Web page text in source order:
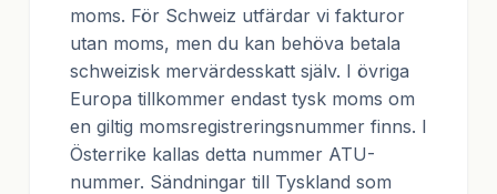
moms. För Schweiz utfärdar vi fakturor
utan moms, men du kan behöva betala
schweizisk mervärdesskatt själv. I övriga
Europa tillkommer endast tysk moms om
en giltig momsregistreringsnummer finns. I
Österrike kallas detta nummer ATU-
nummer. Sändningar till Tyskland som